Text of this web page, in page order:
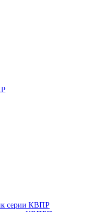
серии КВПР